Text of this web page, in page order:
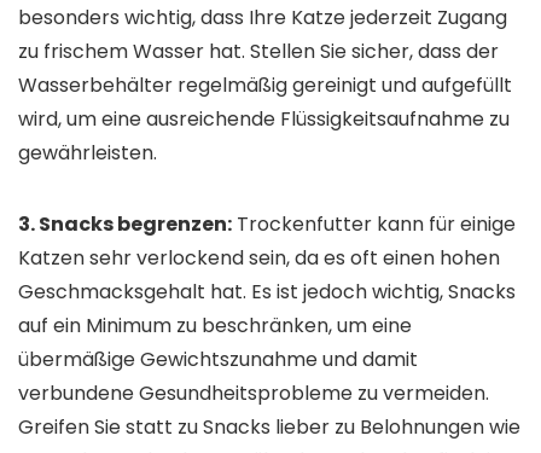
besonders wichtig, dass Ihre Katze jederzeit Zugang
zu frischem Wasser hat. Stellen Sie sicher, dass der
Wasserbehälter regelmäßig gereinigt und aufgefüllt
wird, um eine ausreichende Flüssigkeitsaufnahme zu
gewährleisten.
3. Snacks begrenzen: Trockenfutter kann für einige
Katzen sehr verlockend sein, da es oft einen hohen
Geschmacksgehalt hat. Es ist jedoch wichtig, Snacks
auf ein Minimum zu beschränken, um eine
übermäßige Gewichtszunahme und damit
verbundene Gesundheitsprobleme zu vermeiden.
Greifen Sie statt zu Snacks lieber zu Belohnungen wie